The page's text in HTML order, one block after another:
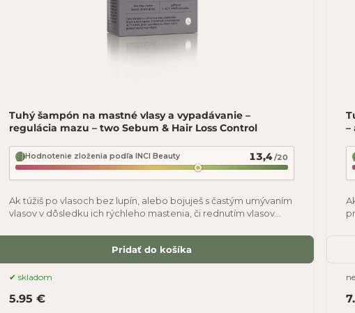
Tuhý šampón na mastné vlasy a vypadávanie –
regulácia mazu – two Sebum & Hair Loss Control
Hodnotenie zloženia podľa INCI Beauty 13,4/20
Ak túžiš po vlasoch bez lupín, alebo bojuješ s častým umývaním
vlasov v dôsledku ich rýchleho mastenia, či rednutím vlasov
skladom
5.95 €
Pridať do košíka
–